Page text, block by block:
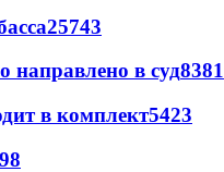
25743
направлено в суд8381
в комплект5423